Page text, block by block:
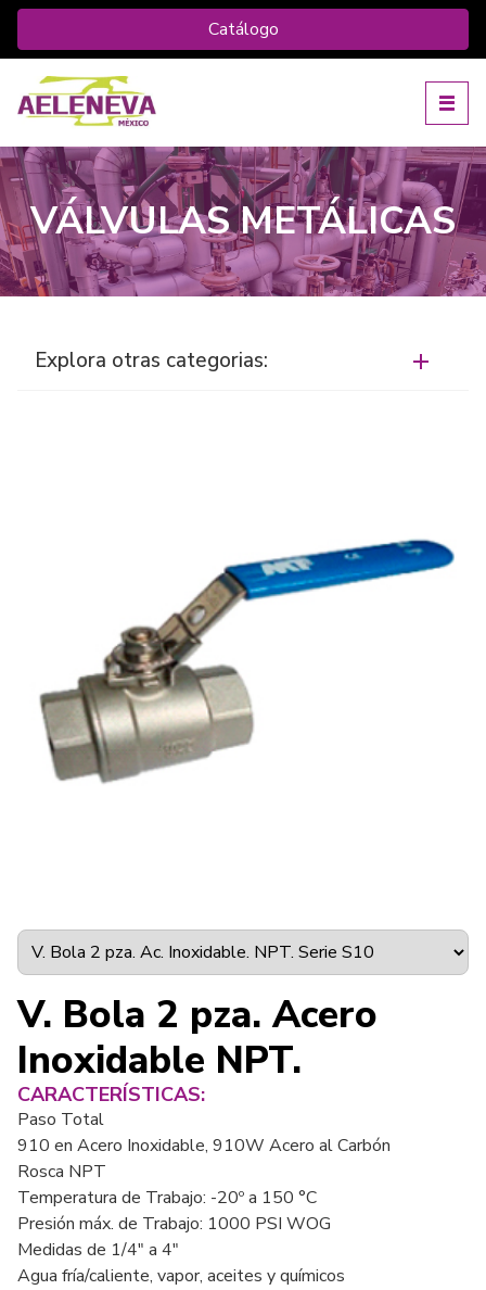
Catálogo
VÁLVULAS METÁLICAS
Explora otras categorias:
V. Bola 2 pza. Acero
Inoxidable NPT.
CARACTERÍSTICAS:
Paso Total
910 en Acero Inoxidable, 910W Acero al Carbón
Rosca NPT
Temperatura de Trabajo: -20º a 150 °C
Presión máx. de Trabajo: 1000 PSI WOG
Medidas de 1/4" a 4"
Agua fría/caliente, vapor, aceites y químicos